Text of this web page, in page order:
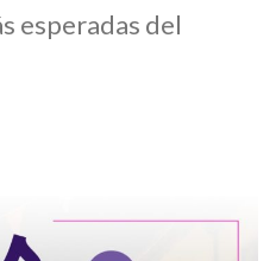
esperadas del